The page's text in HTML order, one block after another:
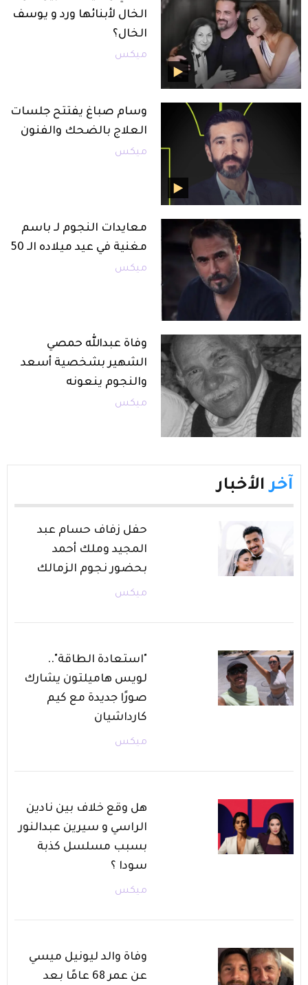
الخال لأبنائها ورد و يوسف
الخال؟
ميكس
وسام صباغ يفتتح جلسات
العلاج بالضحك والفنون
ميكس
معايدات النجوم لـ باسم
مغنية في عيد ميلاده الـ 50
ميكس
وفاة عبدالله حمصي
الشهير بشخصية أسعد
والنجوم ينعونه
ميكس
آخر الأخبار
حفل زفاف حسام عبد
المجيد وملك أحمد
بحضور نجوم الزمالك
ميكس
"استعادة الطاقة"..
لويس هاميلتون يشارك
صورًا جديدة مع كيم
كارداشيان
ميكس
هل وقع خلاف بين نادين
الراسي و سيرين عبدالنور
بسبب مسلسل كذبة
سودا ؟
ميكس
وفاة والد ليونيل ميسي
عن عمر 68 عامًا بعد